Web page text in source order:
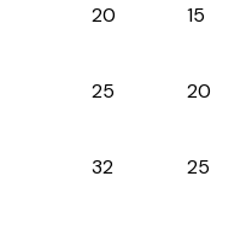
20 15
25 20
32 25